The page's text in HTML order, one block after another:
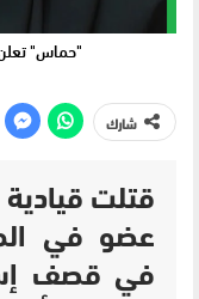
"حماس"
شارك
قتلت
عضو في
في قصف